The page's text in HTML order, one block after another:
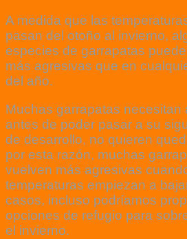
A medida que las
pasan del otoño al invierno,
especies de garrapatas
más agresivas que en
del año.
Muchas garrapatas necesitan
antes de poder pasar a su
de desarrollo, no quieren
por esta razón, muchas
vuelven más agresivas
temperaturas empiezan a
casos, incluso podríamos
opciones de refugio para
el invierno.